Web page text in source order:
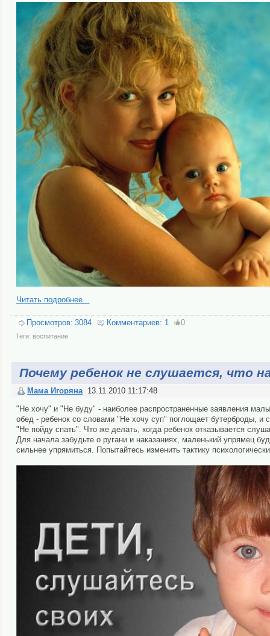
Читать подробнее...
Просмотров: 3084 Комментариев: 1 0
Теги: воспитание
Почему ребенок не слушается, что
Мама Игоряна 13.11.2010 11:17:48
"Не хочу" и "Не буду" - наиболее распространенные заявления
обед - ребенок со словами "Не хочу суп" поглощает бутерброды,
"Не пойду спать". Что же делать, когда ребенок отказывается
Для начала забудьте о ругани и наказаниях, маленький упрямец
сильнее упрямиться. Попытайтесь изменить тактику